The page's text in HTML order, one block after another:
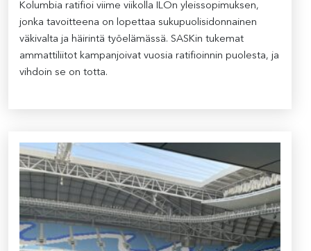
Kolumbia ratifioi viime viikolla ILOn yleissopimuksen,
jonka tavoitteena on lopettaa sukupuolisidonnainen
väkivalta ja häirintä työelämässä. SASKin tukemat
ammattiliitot kampanjoivat vuosia ratifioinnin puolesta, ja
vihdoin se on totta.